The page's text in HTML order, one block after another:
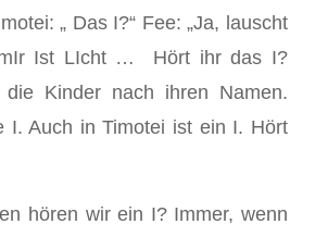
„ Das I?“ Fee: „Ja, lauscht
Ist LIcht … Hört ihr das I?
Kinder nach ihren Namen.
I. Auch in Timotei ist ein I. Hört
hören wir ein I? Immer, wenn